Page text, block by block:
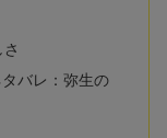
バレ：弥生の